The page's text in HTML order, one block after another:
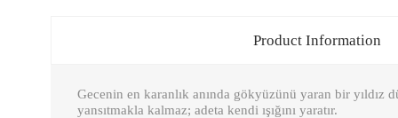
Product Information
Gecenin en karanlık anında gökyüzünü yaran bir yıldız
yansıtmakla kalmaz; adeta kendi ışığını yaratır.